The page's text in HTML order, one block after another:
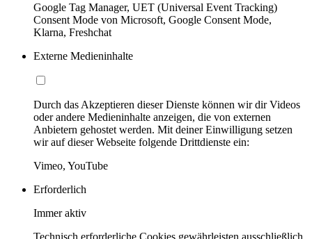
Google Tag Manager, UET (Universal Event Tracking)
Consent Mode von Microsoft, Google Consent Mode,
Klarna, Freshchat
Externe Medieninhalte
Durch das Akzeptieren dieser Dienste können wir dir Videos
oder andere Medieninhalte anzeigen, die von externen
Anbietern gehostet werden. Mit deiner Einwilligung setzen
wir auf dieser Webseite folgende Drittdienste ein:
Vimeo, YouTube
Erforderlich
Immer aktiv
Technisch erforderliche Cookies gewährleisten ausschließlich